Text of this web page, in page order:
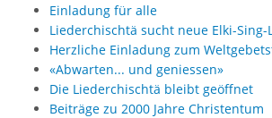
Einladung für alle
Liederchischtä sucht neue Elki-Sing-
Herzliche Einladung zum
«Abwarten... und geniessen»
Die Liederchischtä bleibt geöffnet
Beiträge zu 2000 Jahre Christentum